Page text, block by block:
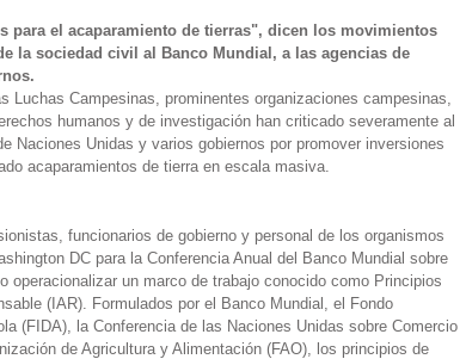
para el acaparamiento de tierras", dicen los movimientos
la sociedad civil al Banco Mundial, a las agencias de
Luchas Campesinas, prominentes organizaciones campesinas,
humanos y de investigación han criticado severamente al
Naciones Unidas y varios gobiernos por promover inversiones
acaparamientos de tierra en escala masiva.
funcionarios de gobierno y personal de los organismos
DC para la Conferencia Anual del Banco Mundial sobre
operacionalizar un marco de trabajo conocido como Principios
(IAR). Formulados por el Banco Mundial, el Fondo
(FIDA), la Conferencia de las Naciones Unidas sobre Comercio
de Agricultura y Alimentación (FAO), los principios de